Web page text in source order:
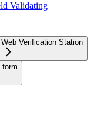
Validating
Verification Station
form